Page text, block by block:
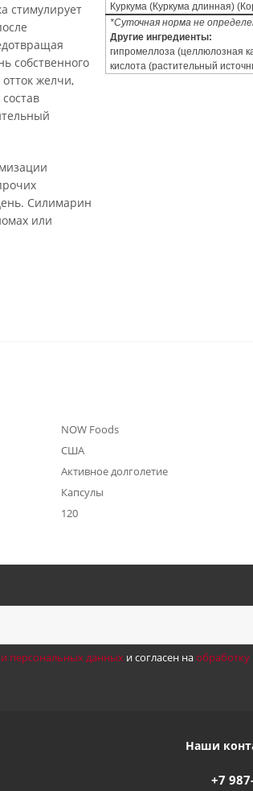
стимулирует
собственного
желчи,
Силимарин
или
Куркума (Куркума длинная)
*Суточная норма не
Другие ингредиенты:
гипромеллоза (целлюлозная
кислота (растительный
NOW Foods
США
Активное долголетие
Капсулы
120
персональных данныхи согласен на
Наши
+7